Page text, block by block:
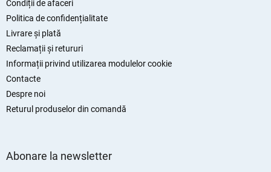
Condiții de afaceri
Politica de confidențialitate
Livrare și plată
Reclamații și retururi
Informații privind utilizarea modulelor cookie
Contacte
Despre noi
Returul produselor din comandă
Abonare la newsletter